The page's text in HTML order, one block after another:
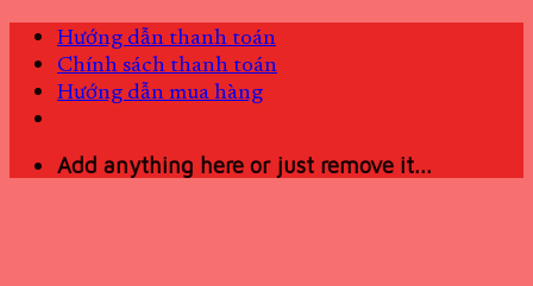
Skip
content
Hướng dẫn thanh toán
Chính sách thanh toán
Hướng dẫn mua hàng
Add anything here or just remove it...